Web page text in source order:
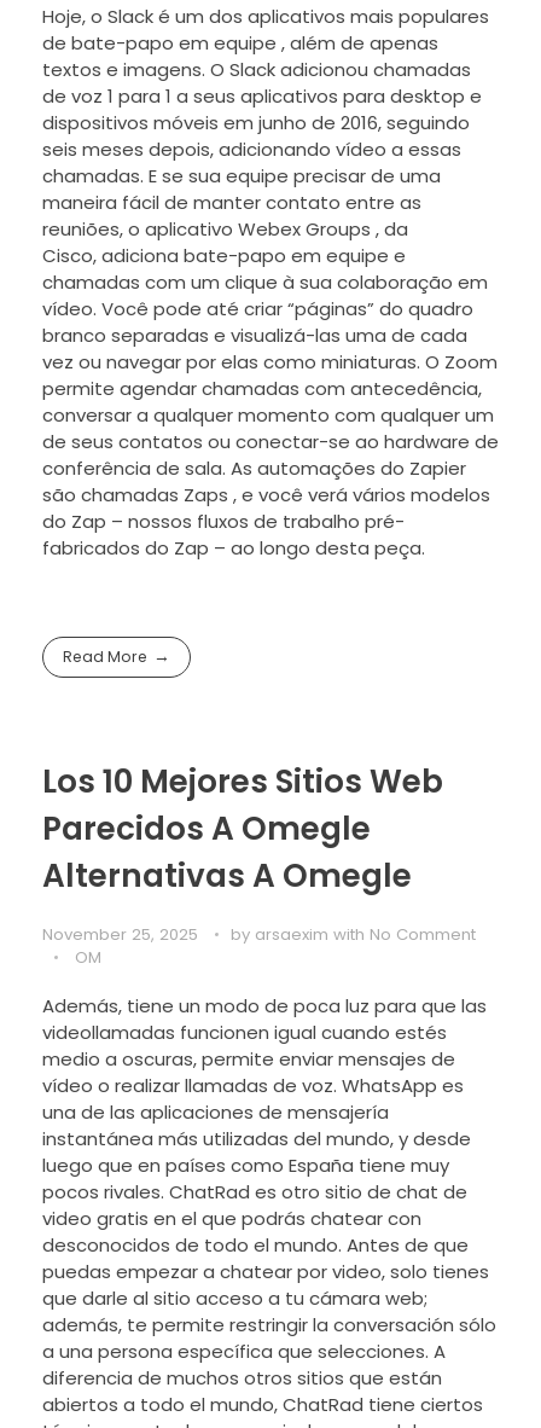
Hoje, o Slack é um dos aplicativos mais populares
de bate-papo em equipe , além de apenas
textos e imagens. O Slack adicionou chamadas
de voz 1 para 1 a seus aplicativos para desktop e
dispositivos móveis em junho de 2016, seguindo
seis meses depois, adicionando vídeo a essas
chamadas. E se sua equipe precisar de uma
maneira fácil de manter contato entre as
reuniões, o aplicativo Webex Groups , da
Cisco, adiciona bate-papo em equipe e
chamadas com um clique à sua colaboração em
vídeo. Você pode até criar “páginas” do quadro
branco separadas e visualizá-las uma de cada
vez ou navegar por elas como miniaturas. O Zoom
permite agendar chamadas com antecedência,
conversar a qualquer momento com qualquer um
de seus contatos ou conectar-se ao hardware de
conferência de sala. As automações do Zapier
são chamadas Zaps , e você verá vários modelos
do Zap – nossos fluxos de trabalho pré-
fabricados do Zap – ao longo desta peça.
Read More
Los 10 Mejores Sitios Web
Parecidos A Omegle
Alternativas A Omegle
November 25, 2025 by arsaexim with No Comment
OM
Además, tiene un modo de poca luz para que las
videollamadas funcionen igual cuando estés
medio a oscuras, permite enviar mensajes de
vídeo o realizar llamadas de voz. WhatsApp es
una de las aplicaciones de mensajería
instantánea más utilizadas del mundo, y desde
luego que en países como España tiene muy
pocos rivales. ChatRad es otro sitio de chat de
video gratis en el que podrás chatear con
desconocidos de todo el mundo. Antes de que
puedas empezar a chatear por video, solo tienes
que darle al sitio acceso a tu cámara web;
además, te permite restringir la conversación sólo
a una persona específica que selecciones. A
diferencia de muchos otros sitios que están
abiertos a todo el mundo, ChatRad tiene ciertos